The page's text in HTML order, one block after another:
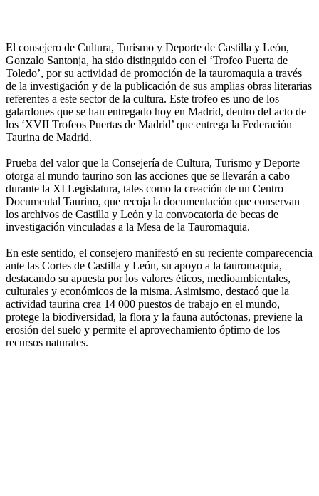
El consejero de Cultura, Turismo y Deporte de Castilla y León,
Gonzalo Santonja, ha sido distinguido con el ‘Trofeo Puerta de
Toledo’, por su actividad de promoción de la tauromaquia a través
de la investigación y de la publicación de sus amplias obras literarias
referentes a este sector de la cultura. Este trofeo es uno de los
galardones que se han entregado hoy en Madrid, dentro del acto de
los ‘XVII Trofeos Puertas de Madrid’ que entrega la Federación
Taurina de Madrid.
Prueba del valor que la Consejería de Cultura, Turismo y Deporte
otorga al mundo taurino son las acciones que se llevarán a cabo
durante la XI Legislatura, tales como la creación de un Centro
Documental Taurino, que recoja la documentación que conservan
los archivos de Castilla y León y la convocatoria de becas de
investigación vinculadas a la Mesa de la Tauromaquia.
En este sentido, el consejero manifestó en su reciente comparecencia
ante las Cortes de Castilla y León, su apoyo a la tauromaquia,
destacando su apuesta por los valores éticos, medioambientales,
culturales y económicos de la misma. Asimismo, destacó que la
actividad taurina crea 14 000 puestos de trabajo en el mundo,
protege la biodiversidad, la flora y la fauna autóctonas, previene la
erosión del suelo y permite el aprovechamiento óptimo de los
recursos naturales.